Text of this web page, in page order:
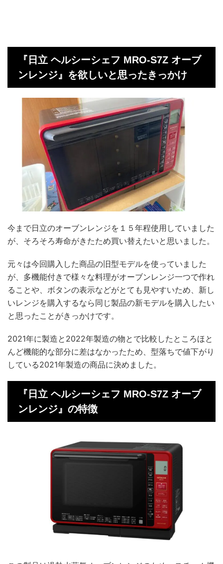
『日立 ヘルシーシェフ MRO-S7Z オーブ
ンレンジ』を欲しいと思ったきっかけ
今まで日立のオーブンレンジを１５年程使用していました
が、そろそろ寿命がきたため買い替えたいと思いました。
元々は今回購入した商品の旧型モデルを使っていました
が、多機能付きで様々な料理がオーブンレンジ一つで作れ
ることや、ボタンの表示などがとても見やすいため、新し
いレンジを購入するなら同じ製品の新モデルを購入したい
と思ったことがきっかけです。
2021年に製造と2022年製造の物とで比較したところほと
んど機能的な部分に差はなかったため、型落ちで値下がり
している2021年製造の商品に決めました。
『日立 ヘルシーシェフ MRO-S7Z オーブ
ンレンジ』の特徴